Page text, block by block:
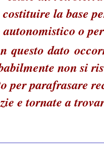
la base
o
questo dato
non si
per parafrasare
e tornate a